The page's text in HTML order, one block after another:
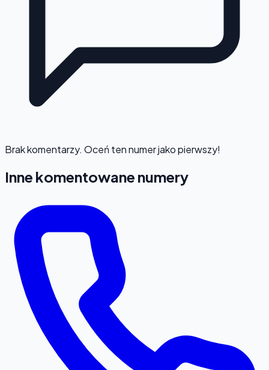
Brak komentarzy. Oceń ten numer jako pierwszy!
Inne komentowane numery